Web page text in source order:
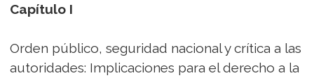
Capítulo I
Orden público, seguridad nacional y crítica a las
autoridades: Implicaciones para el derecho a la